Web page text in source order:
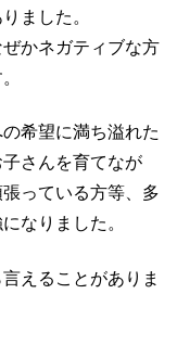
ました。
かネガティブな方
希望に満ち溢れた
さんを育てなが
っている方等、 多
なりました。
えることがありま